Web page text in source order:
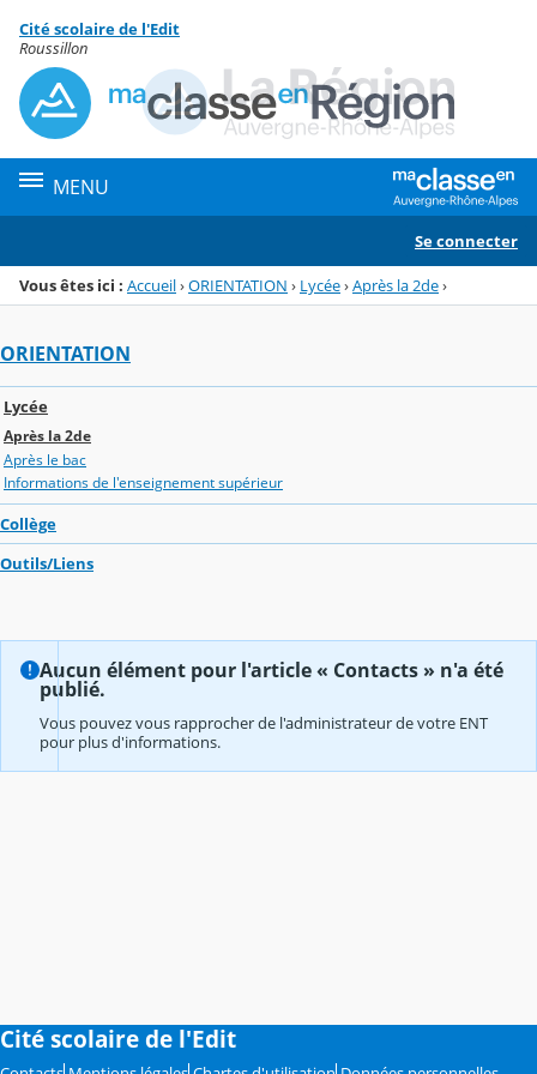
Menu de la rubrique
Contenu
Cité scolaire de l'Edit
Roussillon
MENU
Se connecter
Vous êtes ici : Accueil›ORIENTATION › Lycée›Après la 2de›
ORIENTATION
Lycée
Après la 2de
Après le bac
Informations de l'enseignement supérieur
Collège
Outils/Liens
Aucun élément pour l'article « Contacts » n'a été
publié.
Vous pouvez vous rapprocher de l'administrateur de votre ENT
pour plus d'informations.
Cité scolaire de l'Edit